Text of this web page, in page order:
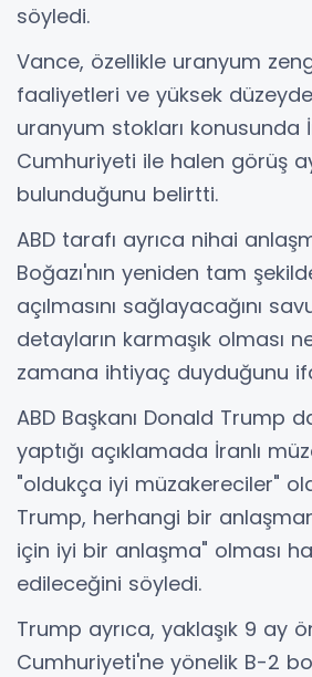
söyledi.
Vance, özellikle uranyum
faaliyetleri ve yüksek
uranyum stokları konusunda
Cumhuriyeti ile halen görüş
bulunduğunu belirtti.
ABD tarafı ayrıca nihai
Boğazı'nın yeniden tam
açılmasını sağlayacağını
detayların karmaşık olması
zamana ihtiyaç duyduğunu
ABD Başkanı Donald Trump
yaptığı açıklamada İranlı
"oldukça iyi müzakereciler"
Trump, herhangi bir
için iyi bir anlaşma" olması
edileceğini söyledi.
Trump ayrıca, yaklaşık 9 ay
Cumhuriyeti'ne yönelik B-2